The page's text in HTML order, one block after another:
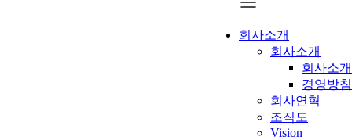
회사소개
회사소개
회사소개
경영방침
회사연혁
조직도
Vision